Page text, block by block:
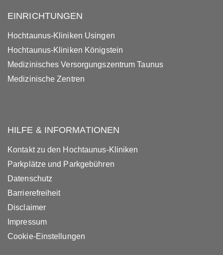
EINRICHTUNGEN
Hochtaunus-Kliniken Usingen
Hochtaunus-Kliniken Königstein
Medizinisches Versorgungszentrum Taunus
Medizinische Zentren
HILFE & INFORMATIONEN
Kontakt zu den Hochtaunus-Kliniken
Parkplätze und Parkgebühren
Datenschutz
Barrierefreiheit
Disclaimer
Impressum
Cookie-Einstellungen